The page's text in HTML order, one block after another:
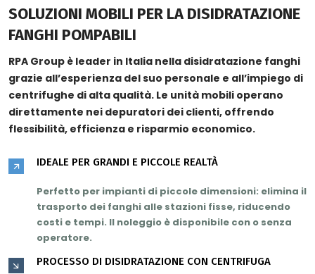
SOLUZIONI MOBILI PER LA DISIDRATAZIONE
FANGHI POMPABILI
RPA Group è leader in Italia nella disidratazione fanghi
grazie all’esperienza del suo personale e all’impiego di
centrifughe di alta qualità. Le unità mobili operano
direttamente nei depuratori dei clienti, offrendo
flessibilità, efficienza e risparmio economico.
IDEALE PER GRANDI E PICCOLE REALTÀ
Perfetto per impianti di piccole dimensioni: elimina il
trasporto dei fanghi alle stazioni fisse, riducendo
costi e tempi. Il noleggio è disponibile con o senza
operatore.
PROCESSO DI DISIDRATAZIONE CON CENTRIFUGA